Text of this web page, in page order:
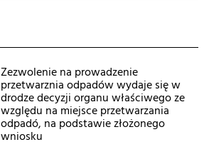
Zezwolenie na prowadzenie
przetwarznia odpadów wydaje się w
drodze decyzji organu właściwego ze
względu na miejsce przetwarzania
odpadó, na podstawie złożonego
wniosku